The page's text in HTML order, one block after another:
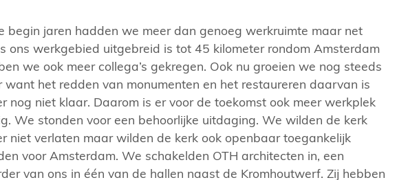
de Amstelkerk in 2020. De Amstelkerk
begin jaren hadden we meer dan genoeg werkruimte maar net
ons werkgebied uitgebreid is tot 45 kilometer rondom Amsterdam
we ook meer collega’s gekregen. Ook nu groeien we nog steeds
want het redden van monumenten en het restaureren daarvan is
nog niet klaar. Daarom is er voor de toekomst ook meer werkplek
We stonden voor een behoorlijke uitdaging. We wilden de kerk
niet verlaten maar wilden de kerk ook openbaar toegankelijk
voor Amsterdam. We schakelden OTH architecten in, een
van ons in één van de hallen naast de Kromhoutwerf. Zij hebben